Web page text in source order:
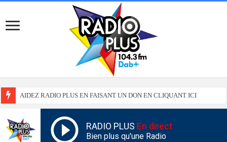
AIDEZ RADIO PLUS EN FAISANT UN DON EN CLIQUANT ICI
RADIO PLUS En direct
Bien plus qu'une Radio